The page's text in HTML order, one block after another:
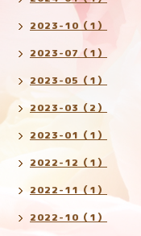
2023-10（1）
2023-07（1）
2023-05（1）
2023-03（2）
2023-01（1）
2022-12（1）
2022-11（1）
2022-10（1）